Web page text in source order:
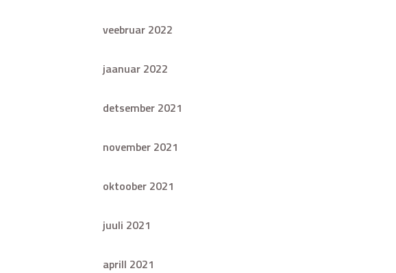
veebruar 2022
jaanuar 2022
detsember 2021
november 2021
oktoober 2021
juuli 2021
aprill 2021